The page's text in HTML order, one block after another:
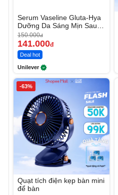
Serum Vaseline Gluta-Hya
Dưỡng Da Sáng Mịn Sau 7
Ngày
150.000đ
141.000đ
Deal hot
Unilever
-63%
Quạt tích điện kẹp bàn mini
để bàn